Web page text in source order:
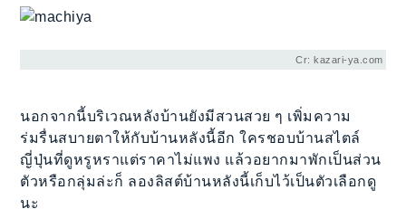
Cr: kazari-ya.com
นอกจากนี้บริเวณหลังบ้านยังมีสวนสวย ๆ เพิ่มความ
ร่มรื่นสบายตาให้กับบ้านหลังนี้อีก ใครชอบบ้านสไตล์
ญี่ปุ่นที่ดูหรูหราแต่ราคาไม่แพง แล้วอยากมาพักเป็นส่วน
ตัวหรือกลุ่มล่ะก็ ลองลิสต์บ้านหลังนี้เก็บไว้เป็นตัวเลือกดู
นะ